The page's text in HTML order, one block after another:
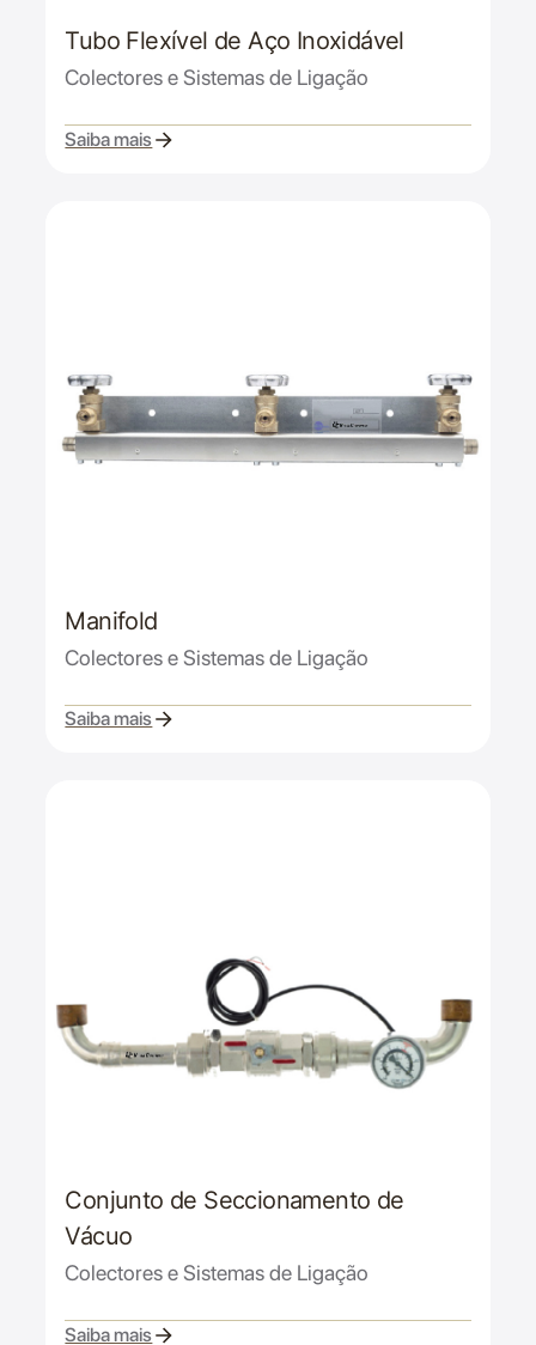
Tubo Flexível de Aço Inoxidável
Colectores e Sistemas de Ligação
Saiba mais
Manifold
Colectores e Sistemas de Ligação
Saiba mais
Conjunto de Seccionamento de
Vácuo
Colectores e Sistemas de Ligação
Saiba mais